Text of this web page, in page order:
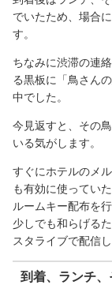
でいたため、場合
す。
ちなみに渋滞の連
る黒板に「鳥さん
中でした。
今見返すと、その
いる気がします。
すぐにホテルのメ
も有効に使ってい
ルームキー配布を
少しでも和らげる
スタライブで配信し
到着、ランチ